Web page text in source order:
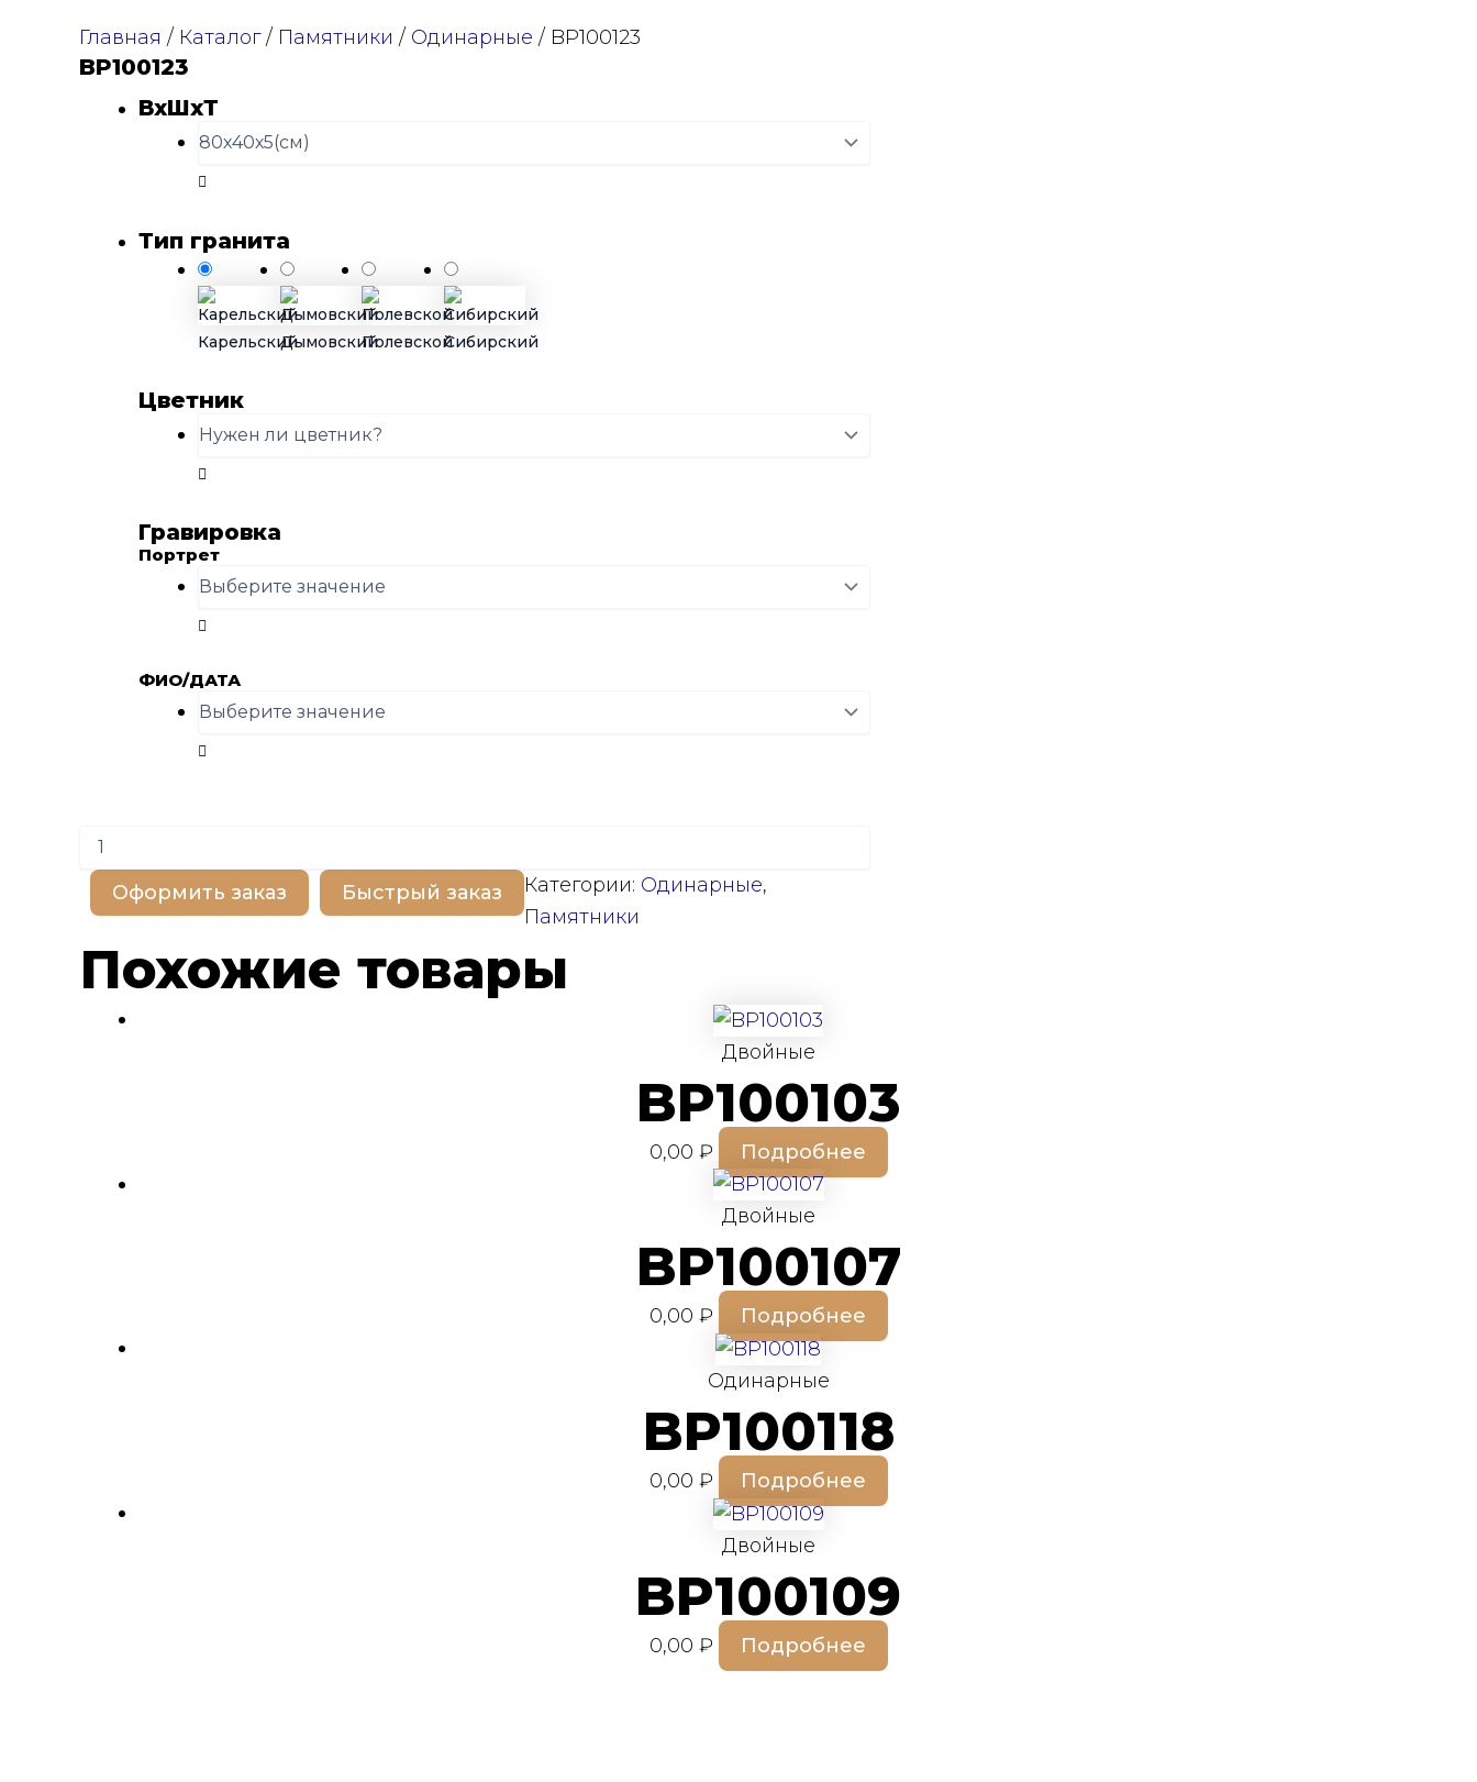
Главная / Каталог/ Памятники / Одинарные / BP100123
BP100123
Тип гранита
КарельскийДымовскийПолевскойСибирский
Цветник
Гравировка
Портрет
ФИО/ДАТА
ВхШхТ
Количество
товара
BP100123
Оформить заказ Быстрый заказ Категории: Одинарные,
Памятники
Похожие товары
Двойные
BP100103
0,00 ₽ Подробнее
Двойные
BP100107
0,00 ₽ Подробнее
Одинарные
BP100118
0,00 ₽ Подробнее
Двойные
BP100109
0,00 ₽ Подробнее